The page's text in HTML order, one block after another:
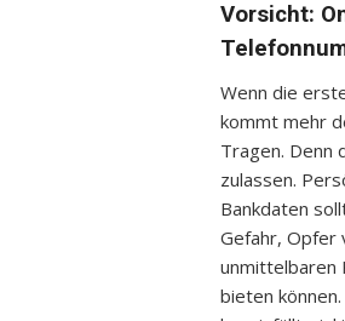
Vorsicht:
Wenn die
kommt mehr
Tragen. Denn
zulassen.
Bankdaten
Gefahr, Opfer
unmittelbaren
bieten